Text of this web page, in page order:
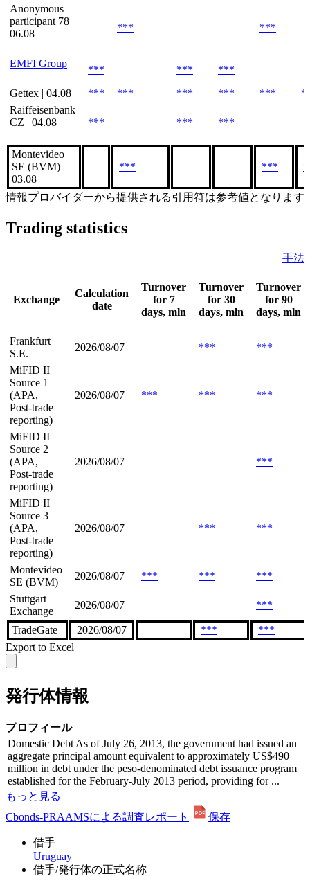
Anonymous
participant 78 |
06.08
*** ***
EMFI Group
*** ***
***
Gettex | 04.08
*** *** *** *** ***
Raiffeisenbank
CZ | 04.08
*** *** ***
Montevideo
SE (BVM) |
03.08
*** ***
情報プロバイダーから提供される引用符は参考値となります
Trading statistics
手法
Exchange
Calculation
date
Turnover
for 7
days, mln
Turnover
for 30
days, mln
Turnover
for 90
days, mln
Frankfurt
S.E.
2026/08/07 ***
***
MiFID II
Source 1
(APA,
Post-trade
reporting)
2026/08/07 *** *** ***
MiFID II
Source 2
(APA,
Post-trade
reporting)
2026/08/07 ***
MiFID II
Source 3
(APA,
Post-trade
reporting)
2026/08/07 *** ***
Montevideo
SE (BVM)
2026/08/07 *** ***
***
Stuttgart
Exchange
2026/08/07 ***
TradeGate 2026/08/07 ***
***
Export to Excel
発行体情報
プロフィール
Domestic Debt As of July 26, 2013, the government had issued an
aggregate principal amount equivalent to approximately US$490
million in debt under the peso-denominated debt issuance program
established for the February-July 2013 period, providing for ...
もっと見る
Cbonds-PRAAMSによる調査レポート
保存
借手
Uruguay
借手/発行体の正式名称